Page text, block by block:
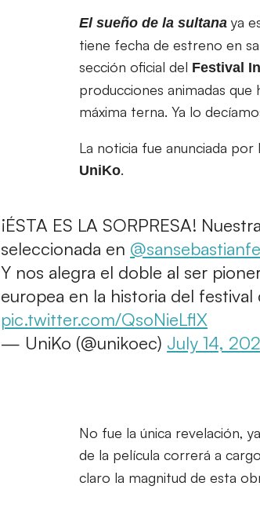
El sueño de la sultana ya
tiene fecha de estreno en
sección oficial del Festival
producciones animadas
máxima terna. Ya lo
La noticia fue anunciada
UniKo.
¡ÉSTA ES LA SORPRESA!
seleccionada en
Y nos alegra el doble al ser
europea en la historia del
pic.twitter.com/QsoNieLflX
— UniKo (@unikoec) July 14,
No fue la única revelación,
de la película correrá a
claro la magnitud de esta